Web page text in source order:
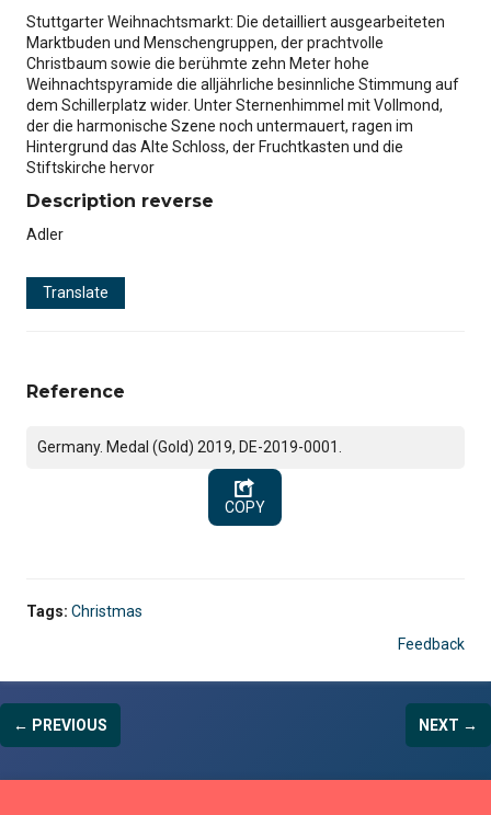
Stuttgarter Weihnachtsmarkt: Die detailliert ausgearbeiteten
Marktbuden und Menschengruppen, der prachtvolle
Christbaum sowie die berühmte zehn Meter hohe
Weihnachtspyramide die alljährliche besinnliche Stimmung auf
dem Schillerplatz wider. Unter Sternenhimmel mit Vollmond,
der die harmonische Szene noch untermauert, ragen im
Hintergrund das Alte Schloss, der Fruchtkasten und die
Stiftskirche hervor
Description reverse
Adler
Translate
Reference
Germany. Medal (Gold) 2019, DE-2019-0001.
COPY
Tags: Christmas
Feedback
← PREVIOUS NEXT →